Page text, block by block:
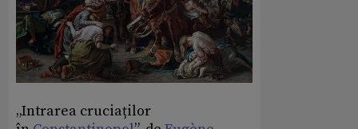
„Intrarea cruciaților